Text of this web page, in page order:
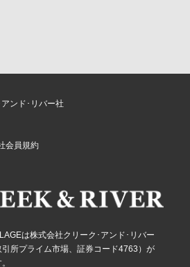
ンド･リバー社
会員規約
は株式会社クリーク･アンド･リバー
所プライム市場、証券コード4763）が